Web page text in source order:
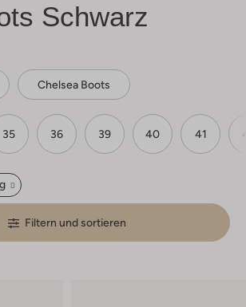
Schwarz
Chelsea Boots
35 36 39 40 41
Filtern und sortieren